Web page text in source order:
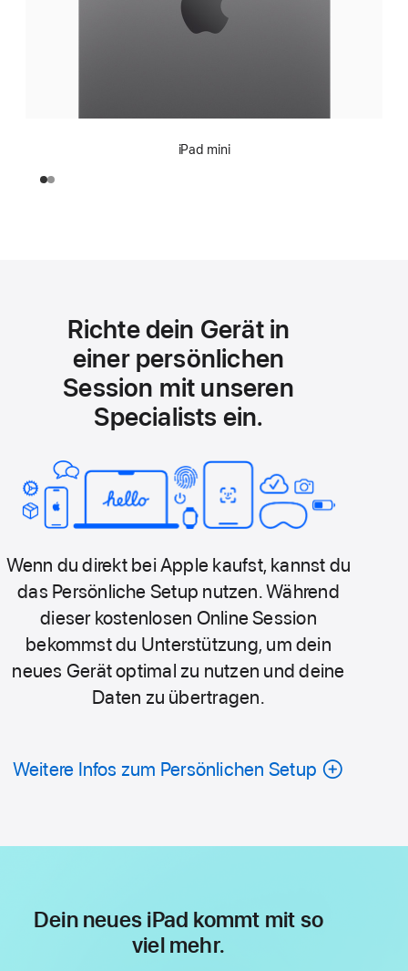
iPad mini
Richte dein Gerät in
einer persönlichen
Session mit unseren
Specialists ein.
Wenn du direkt bei Apple kaufst, kannst du
das Persönliche Setup nutzen. Während
dieser kostenlosen Online Session
bekommst du Unterstützung, um dein
neues Gerät optimal zu nutzen und deine
Daten­ zu übertragen.
Weitere Infos zum Persönlichen Setup
Dein neues iPad kommt mit so
viel mehr.